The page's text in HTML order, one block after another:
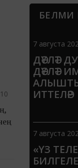
10
БЕЛМИ
7 августа
ДӘҮЛӘТ
ДӘҮЛӘТ
ИТТЕЛӘР
7 августа
«ҮЗ
БИЛГЕЛЕ